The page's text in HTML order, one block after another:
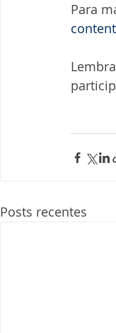
Para
Posts recentes